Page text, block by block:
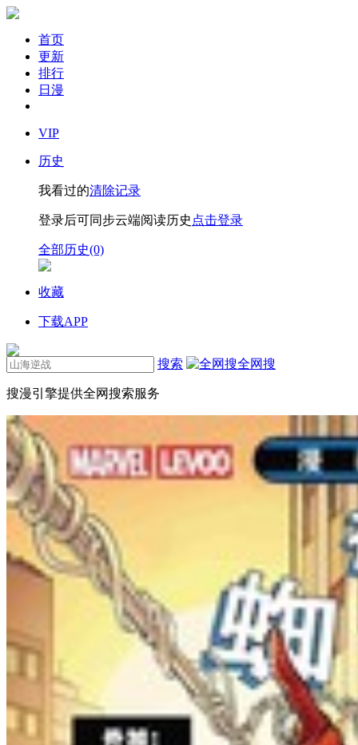
首页
更新
排行
日漫
VIP
历史
我看过的清除记录
登录后可同步云端阅读历史 点击登录
全部历史(0)
收藏
下载APP
搜索 全网搜
搜漫引擎提供全网搜索服务